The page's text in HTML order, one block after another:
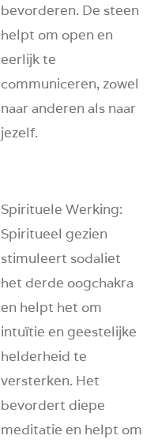
bevorderen. De steen
helpt om open en
eerlijk te
communiceren, zowel
naar anderen als naar
jezelf.
Spirituele Werking:
Spiritueel gezien
stimuleert sodaliet
het derde oogchakra
en helpt het om
intuïtie en geestelijke
helderheid te
versterken. Het
bevordert diepe
meditatie en helpt om